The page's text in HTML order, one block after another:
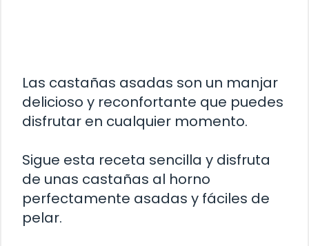
Las castañas asadas son un manjar
delicioso y reconfortante que puedes
disfrutar en cualquier momento.
Sigue esta receta sencilla y disfruta
de unas castañas al horno
perfectamente asadas y fáciles de
pelar.